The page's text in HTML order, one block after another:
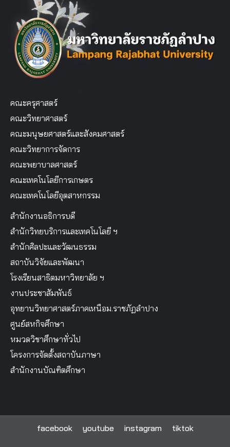
คณะครุศาสตร์
คณะวิทยาศาสตร์
คณะมนุษยศาสตร์และสังคมศาสตร์
คณะวิทยาการจัดการ
คณะพยาบาลศาสตร์
คณะเทคโนโลยีการเกษตร
คณะเทคโนโลยีอุตสาหกรรม
สำนักงานอธิการบดี
สำนักวิทยบริการและเทคโนโลยี ฯ
สำนักศิลปะและวัฒนธรรม
สถาบันวิจัยและพัฒนา
โรงเรียนสาธิตมหาวิทยาลัย ฯ
งานประชาสัมพันธ์
อุทยานวิทยาศาสตร์ภาคเหนือม.ราชภัฏลำปาง
ศูนย์สหกิจศึกษา
หมวดวิชาศึกษาทั่วไป
โครงการจัดตั้งสถาบันภาษา
สำนักงานบัณฑิตศึกษา
facebook youtube instagram tiktok